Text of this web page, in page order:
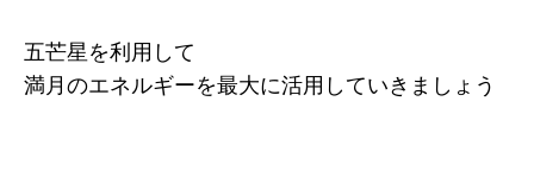
五芒星を利用して
満月のエネルギーを最大に活用していきましょう